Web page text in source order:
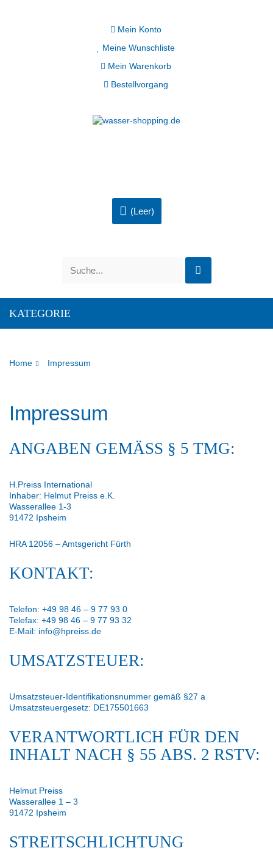
Mein Konto
Meine Wunschliste
Mein Warenkorb
Bestellvorgang
(Leer)
KATEGORIE
Home Impressum
Impressum
ANGABEN GEMÄSS § 5 TMG:
H.Preiss International
Inhaber: Helmut Preiss e.K.
Wasserallee 1-3
91472 Ipsheim
HRA 12056 – Amtsgericht Fürth
KONTAKT:
Telefon: +49 98 46 – 9 77 93 0
Telefax: +49 98 46 – 9 77 93 32
E-Mail: info@hpreiss.de
UMSATZSTEUER:
Umsatzsteuer-Identifikationsnummer gemäß §27 a
Umsatzsteuergesetz: DE175501663
VERANTWORTLICH FÜR DEN
INHALT NACH § 55 ABS. 2 RSTV:
Helmut Preiss
Wasserallee 1 – 3
91472 Ipsheim
STREITSCHLICHTUNG